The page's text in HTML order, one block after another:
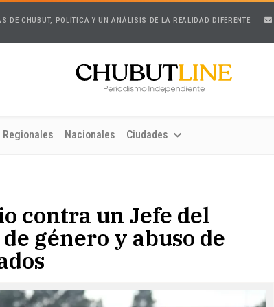
DE CHUBUT, POLÍTICA Y UN ANÁLISIS DE LA REALIDAD DIFERENTE
Regionales Nacionales Ciudades
contra un Jefe del
género y abuso de